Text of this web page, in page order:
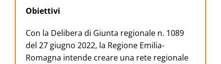
Obiettivi
Con la Delibera di Giunta regionale n. 1089
del 27 giugno 2022, la Regione Emilia-
Romagna intende creare una rete regionale